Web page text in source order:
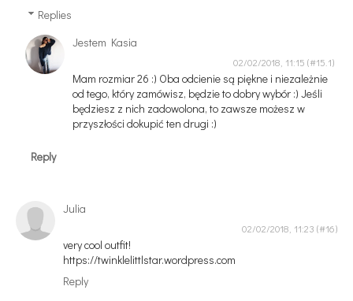
Replies
Jestem Kasia
02/02/2018, 11:15
Mam rozmiar 26 :) Oba odcienie są piękne i niezależnie
od tego, który zamówisz, będzie to dobry wybór :) Jeśli
będziesz z nich zadowolona, to zawsze możesz w
przyszłości dokupić ten drugi :)
Reply
Julia
02/02/2018, 11:23
very cool outfit!
https://twinklelittlstar.wordpress.com
Reply